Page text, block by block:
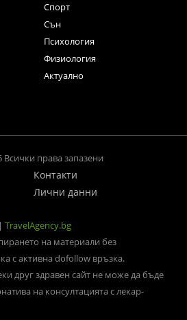
Спорт
Сън
Психология
Физиология
Актуално
Всички права запазени
Контакти
Лични данни
| TravelAgency.bg
на материали без
с активна dofollow връзка.
друг здравен сайт не може да бъде
на консултацията с лекар-